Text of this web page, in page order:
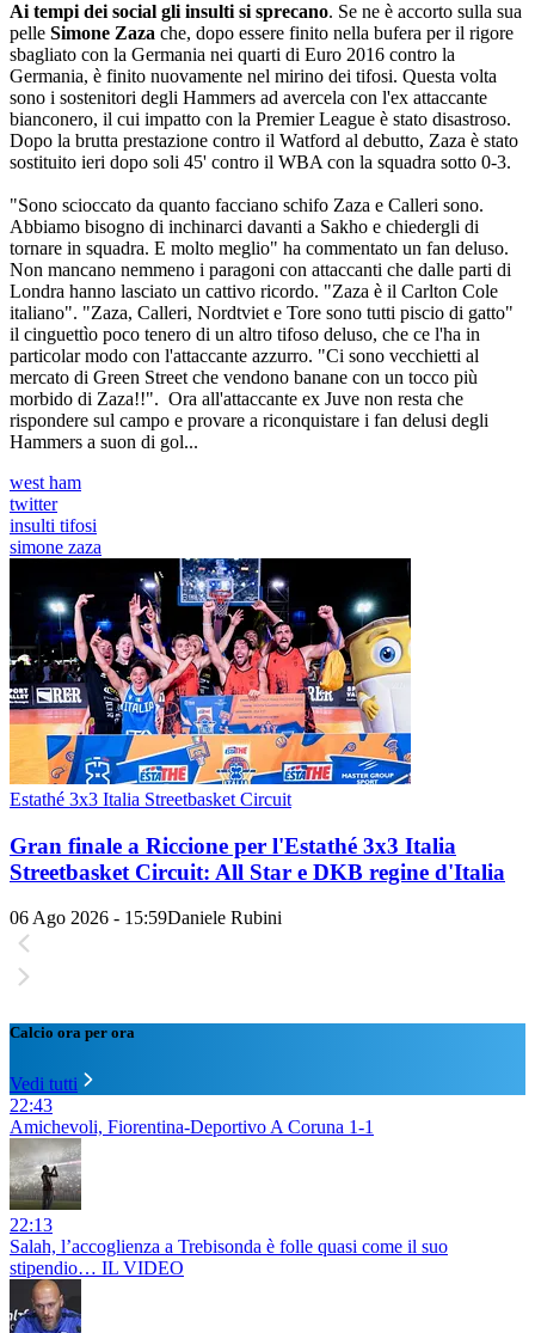
Ai tempi dei social gli insulti si sprecano. Se ne è accorto sulla sua
pelle Simone Zaza che, dopo essere finito nella bufera per il rigore
sbagliato con la Germania nei quarti di Euro 2016 contro la
Germania, è finito nuovamente nel mirino dei tifosi. Questa volta
sono i sostenitori degli Hammers ad avercela con l'ex attaccante
bianconero, il cui impatto con la Premier League è stato disastroso.
Dopo la brutta prestazione contro il Watford al debutto, Zaza è stato
sostituito ieri dopo soli 45' contro il WBA con la squadra sotto 0-3.
"Sono scioccato da quanto facciano schifo Zaza e Calleri sono.
Abbiamo bisogno di inchinarci davanti a Sakho e chiedergli di
tornare in squadra. E molto meglio" ha commentato un fan deluso.
Non mancano nemmeno i paragoni con attaccanti che dalle parti di
Londra hanno lasciato un cattivo ricordo. "Zaza è il Carlton Cole
italiano". "Zaza, Calleri, Nordtviet e Tore sono tutti piscio di gatto"
il cinguettìo poco tenero di un altro tifoso deluso, che ce l'ha in
particolar modo con l'attaccante azzurro. "Ci sono vecchietti al
mercato di Green Street che vendono banane con un tocco più
morbido di Zaza!!". Ora all'attaccante ex Juve non resta che
rispondere sul campo e provare a riconquistare i fan delusi degli
Hammers a suon di gol...
west ham
twitter
insulti tifosi
simone zaza
Estathé 3x3 Italia Streetbasket Circuit
Gran finale a Riccione per l'Estathé 3x3 Italia
Streetbasket Circuit: All Star e DKB regine d'Italia
06 Ago 2026 - 15:59Daniele Rubini
Calcio ora per ora
Vedi tutti
22:43
Amichevoli, Fiorentina-Deportivo A Coruna 1-1
22:13
Salah, l’accoglienza a Trebisonda è folle quasi come il suo
stipendio… IL VIDEO